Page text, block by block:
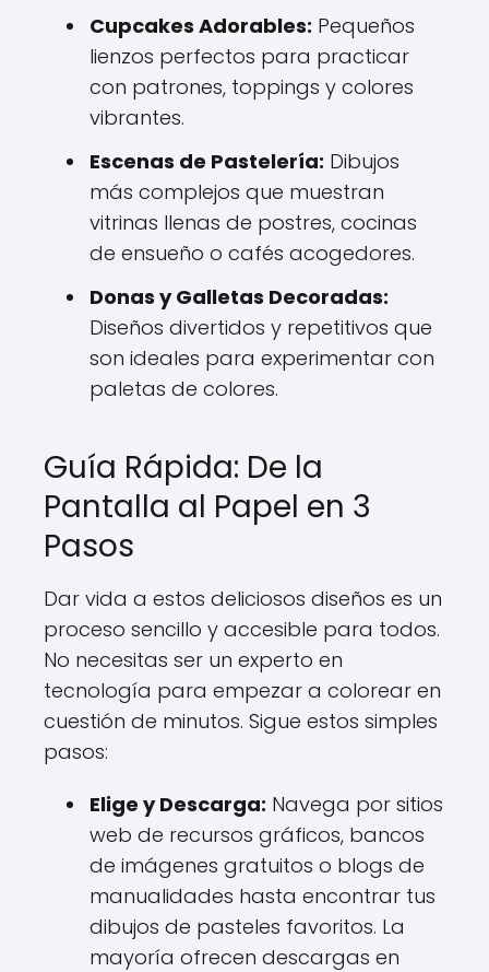
Cupcakes Adorables: Pequeños
lienzos perfectos para practicar
con patrones, toppings y colores
vibrantes.
Escenas de Pastelería: Dibujos
más complejos que muestran
vitrinas llenas de postres, cocinas
de ensueño o cafés acogedores.
Donas y Galletas Decoradas:
Diseños divertidos y repetitivos que
son ideales para experimentar con
paletas de colores.
Guía Rápida: De la
Pantalla al Papel en 3
Pasos
Dar vida a estos deliciosos diseños es un
proceso sencillo y accesible para todos.
No necesitas ser un experto en
tecnología para empezar a colorear en
cuestión de minutos. Sigue estos simples
pasos:
Elige y Descarga: Navega por sitios
web de recursos gráficos, bancos
de imágenes gratuitos o blogs de
manualidades hasta encontrar tus
dibujos de pasteles favoritos. La
mayoría ofrecen descargas en